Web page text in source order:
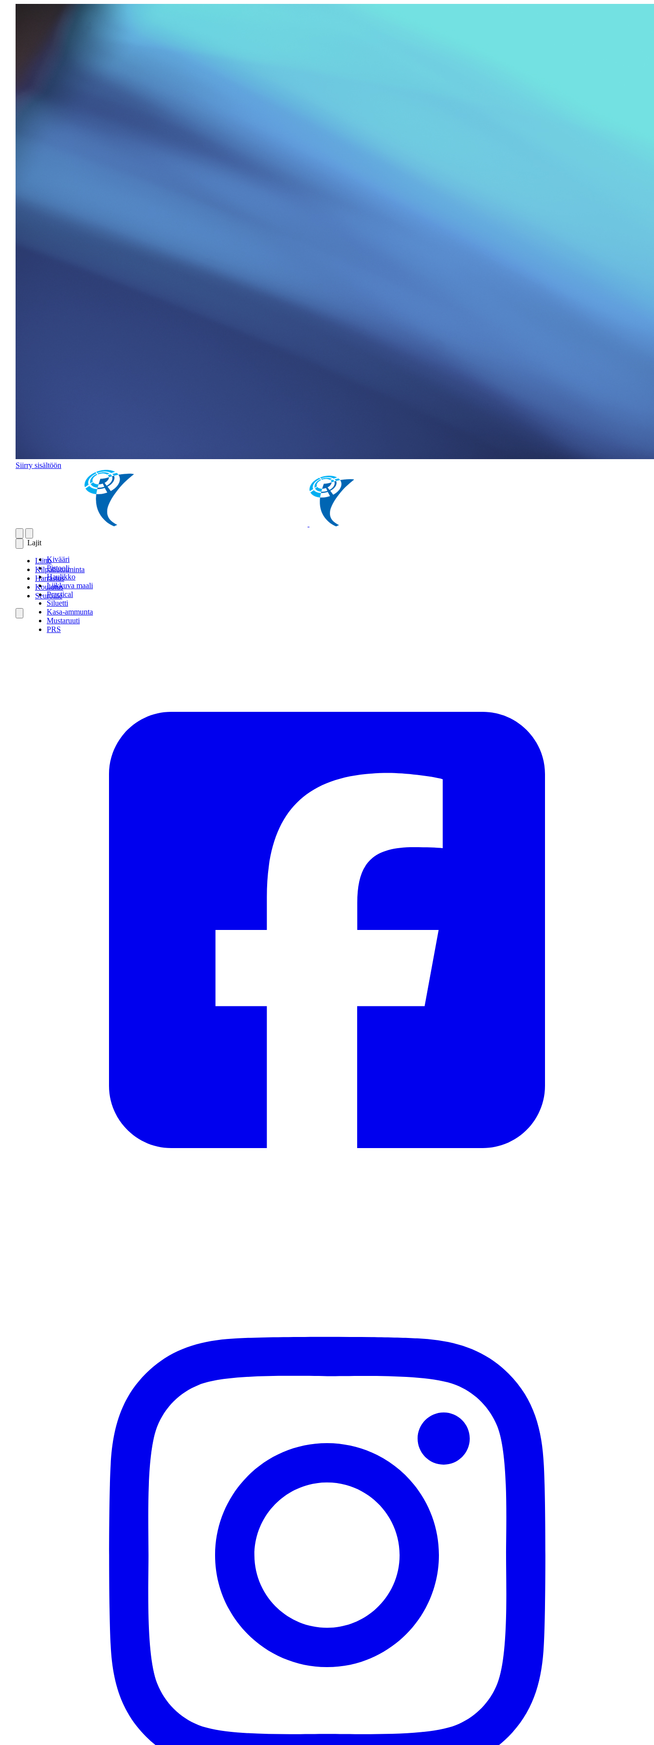
Siirry sisältöön
Lajit
Kivääri
Pistooli
Haulikko
Liikkuva maali
Practical
Siluetti
Kasa-ammunta
Mustaruuti
PRS
Liitto
Kilpailutoiminta
Harrastus
Koulutus
Seuroille